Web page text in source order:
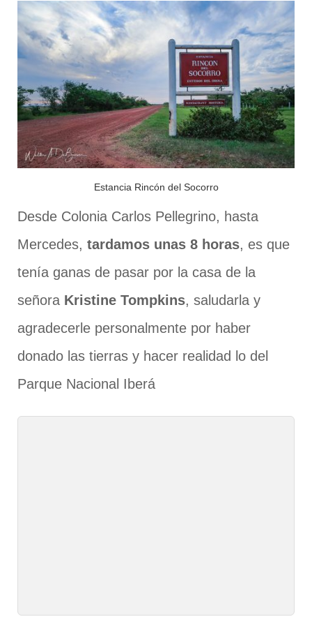
Estancia Rincón del Socorro
Desde Colonia Carlos Pellegrino, hasta
Mercedes, tardamos unas 8 horas, es que
tenía ganas de pasar por la casa de la
señora Kristine Tompkins, saludarla y
agradecerle personalmente por haber
donado las tierras y hacer realidad lo del
Parque Nacional Iberá